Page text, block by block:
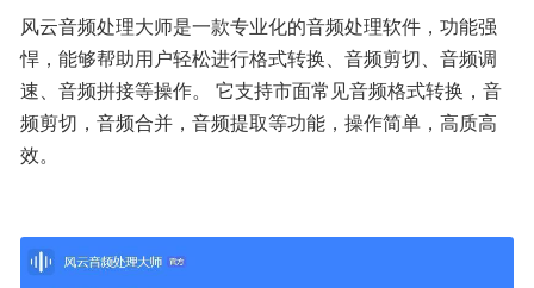
风云音频处理大师是一款专业化的音频处理软件，功能强
悍，能够帮助用户轻松进行格式转换、音频剪切、音频调
速、音频拼接等操作。 它支持市面常见音频格式转换，音
频剪切，音频合并，音频提取等功能，操作简单，高质高
效。